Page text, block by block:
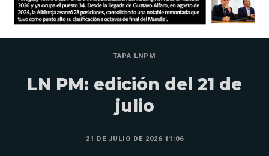
TAPA LNPM
LN PM: edición del 21 de
julio
21 DE JULIO DE 2026 11:06